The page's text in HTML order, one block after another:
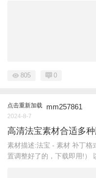
805 0
点击重新加载 mm257861
2024-8-7
高清法宝素材合适多
素材描述:法宝 - 素材 补丁格
置调整好了的，下载即用!）